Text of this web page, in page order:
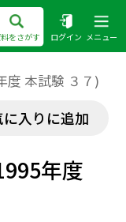
をさがす ログイン メニュー
本試験 ３７)
に入りに追加
年度